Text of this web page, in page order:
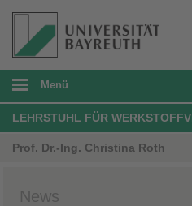
Menü
LEHRSTUHL FÜR
Prof. Dr.-Ing. Christina Roth
News